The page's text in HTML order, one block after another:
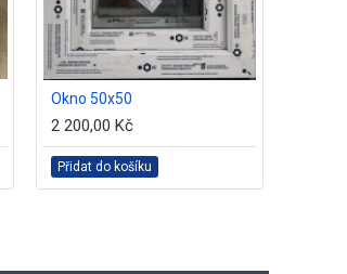
Okno 50x50
2 200,00 Kč
Přidat do košíku